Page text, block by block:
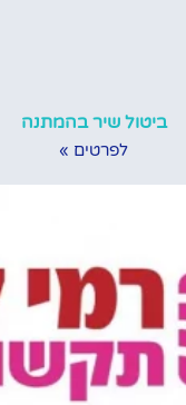
ביטול שיר בהמתנה
לפרטים »